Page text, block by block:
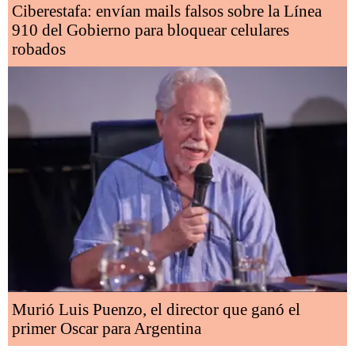
Ciberestafa: envían mails falsos sobre la Línea
910 del Gobierno para bloquear celulares
robados
Murió Luis Puenzo, el director que ganó el
primer Oscar para Argentina